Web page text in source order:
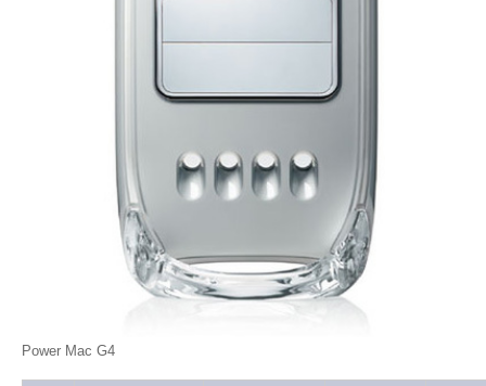
Power Mac G4